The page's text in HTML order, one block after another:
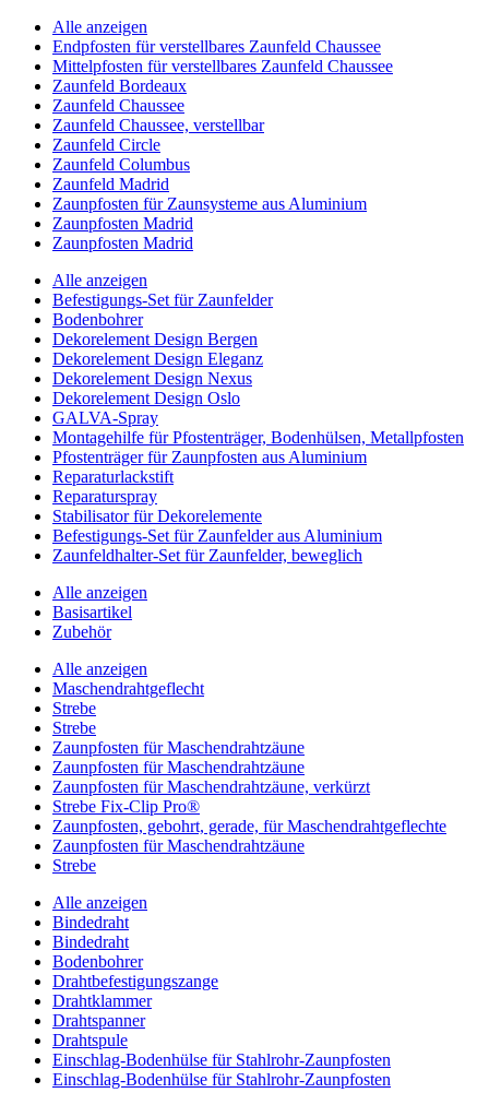
Alle anzeigen
Endpfosten für verstellbares Zaunfeld Chaussee
Mittelpfosten für verstellbares Zaunfeld Chaussee
Zaunfeld Bordeaux
Zaunfeld Chaussee
Zaunfeld Chaussee, verstellbar
Zaunfeld Circle
Zaunfeld Columbus
Zaunfeld Madrid
Zaunpfosten für Zaunsysteme aus Aluminium
Zaunpfosten Madrid
Zaunpfosten Madrid
Alle anzeigen
Befestigungs-Set für Zaunfelder
Bodenbohrer
Dekorelement Design Bergen
Dekorelement Design Eleganz
Dekorelement Design Nexus
Dekorelement Design Oslo
GALVA-Spray
Montagehilfe für Pfostenträger, Bodenhülsen, Metallpfosten
Pfostenträger für Zaunpfosten aus Aluminium
Reparaturlackstift
Reparaturspray
Stabilisator für Dekorelemente
Befestigungs-Set für Zaunfelder aus Aluminium
Zaunfeldhalter-Set für Zaunfelder, beweglich
Alle anzeigen
Basisartikel
Zubehör
Alle anzeigen
Maschendrahtgeflecht
Strebe
Strebe
Zaunpfosten für Maschendrahtzäune
Zaunpfosten für Maschendrahtzäune
Zaunpfosten für Maschendrahtzäune, verkürzt
Strebe Fix-Clip Pro®
Zaunpfosten, gebohrt, gerade, für Maschendrahtgeflechte
Zaunpfosten für Maschendrahtzäune
Strebe
Alle anzeigen
Bindedraht
Bindedraht
Bodenbohrer
Drahtbefestigungszange
Drahtklammer
Drahtspanner
Drahtspule
Einschlag-Bodenhülse für Stahlrohr-Zaunpfosten
Einschlag-Bodenhülse für Stahlrohr-Zaunpfosten